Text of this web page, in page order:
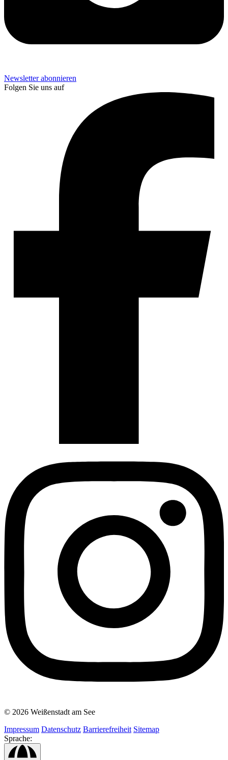
Newsletter abonnieren
Folgen Sie uns auf
© 2026 Weißenstadt am See
Impressum Datenschutz Barrierefreiheit Sitemap
Sprache: